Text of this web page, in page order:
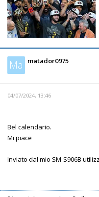
Ma matador0975
04/07/2024, 13:46
Bel calendario.
Mi piace
Inviato dal mio SM-S906B